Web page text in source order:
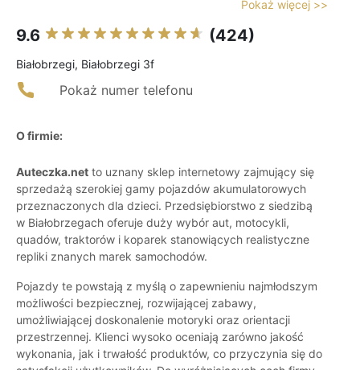
Pokaż więcej >>
9.6 (424)
Białobrzegi, Białobrzegi 3f
Pokaż numer telefonu
O firmie:
Auteczka.net to uznany sklep internetowy zajmujący się
sprzedażą szerokiej gamy pojazdów akumulatorowych
przeznaczonych dla dzieci. Przedsiębiorstwo z siedzibą
w Białobrzegach oferuje duży wybór aut, motocykli,
quadów, traktorów i koparek stanowiących realistyczne
repliki znanych marek samochodów.
Pojazdy te powstają z myślą o zapewnieniu najmłodszym
możliwości bezpiecznej, rozwijającej zabawy,
umożliwiającej doskonalenie motoryki oraz orientacji
przestrzennej. Klienci wysoko oceniają zarówno jakość
wykonania, jak i trwałość produktów, co przyczynia się do